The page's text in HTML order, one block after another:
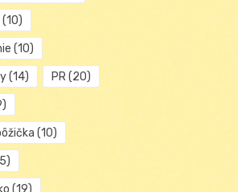
(10)
(10)
(14) PR(20)
(10)
(19)